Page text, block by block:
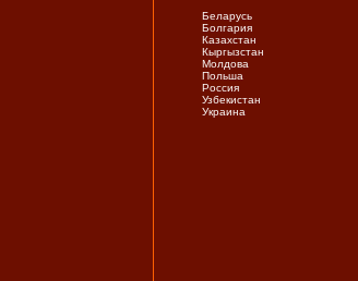
Беларусь
Болгария
Казахстан
Кыргызстан
Молдова
Польша
Россия
Узбекистан
Украина